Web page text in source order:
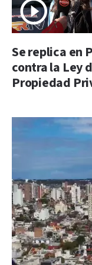
Se replica en
contra la Ley
Propiedad